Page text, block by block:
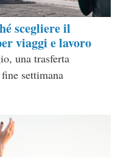
scegliere il
viaggi e lavoro
una trasferta
settimana